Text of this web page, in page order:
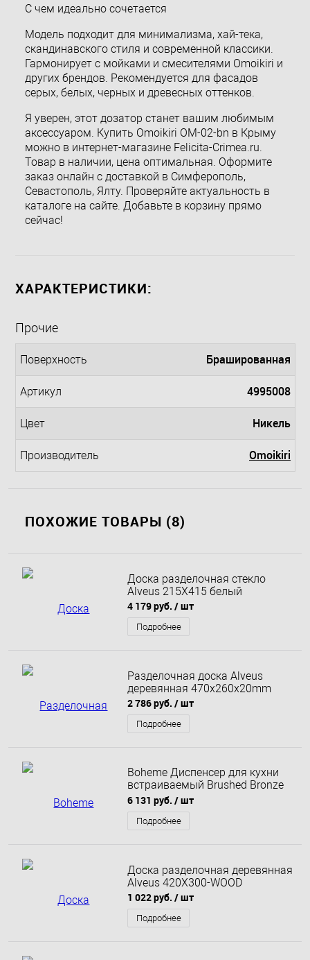
С чем идеально сочетается
Модель подходит для минимализма, хай-тека,
скандинавского стиля и современной классики.
Гармонирует с мойками и смесителями Omoikiri и
других брендов. Рекомендуется для фасадов
серых, белых, черных и древесных оттенков.
Я уверен, этот дозатор станет вашим любимым
аксессуаром. Купить Omoikiri OM-02-bn в Крыму
можно в интернет-магазине Felicita-Crimea.ru.
Товар в наличии, цена оптимальная. Оформите
заказ онлайн с доставкой в Симферополь,
Севастополь, Ялту. Проверяйте актуальность в
каталоге на сайте. Добавьте в корзину прямо
сейчас!
ХАРАКТЕРИСТИКИ:
Прочие
Поверхность Брашированная
Артикул 4995008
Цвет Никель
Производитель Omoikiri
ПОХОЖИЕ ТОВАРЫ (8)
Доска разделочная стекло
Alveus 215X415 белый
4 179 руб. / шт
Подробнее
Разделочная доска Alveus
деревянная 470x260x20mm
2 786 руб. / шт
Подробнее
Boheme Диспенсер для кухни
встраиваемый Brushed Bronze
630-BRB
6 131 руб. / шт
Подробнее
Доска разделочная деревянная
Alveus 420X300-WOOD
1 022 руб. / шт
Подробнее